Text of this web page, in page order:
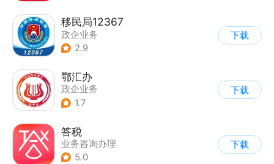
移民局12367
政企业务
2.9
下载
鄂汇办
政企业务
1.7
下载
答税
业务咨询办理
5.0
下载